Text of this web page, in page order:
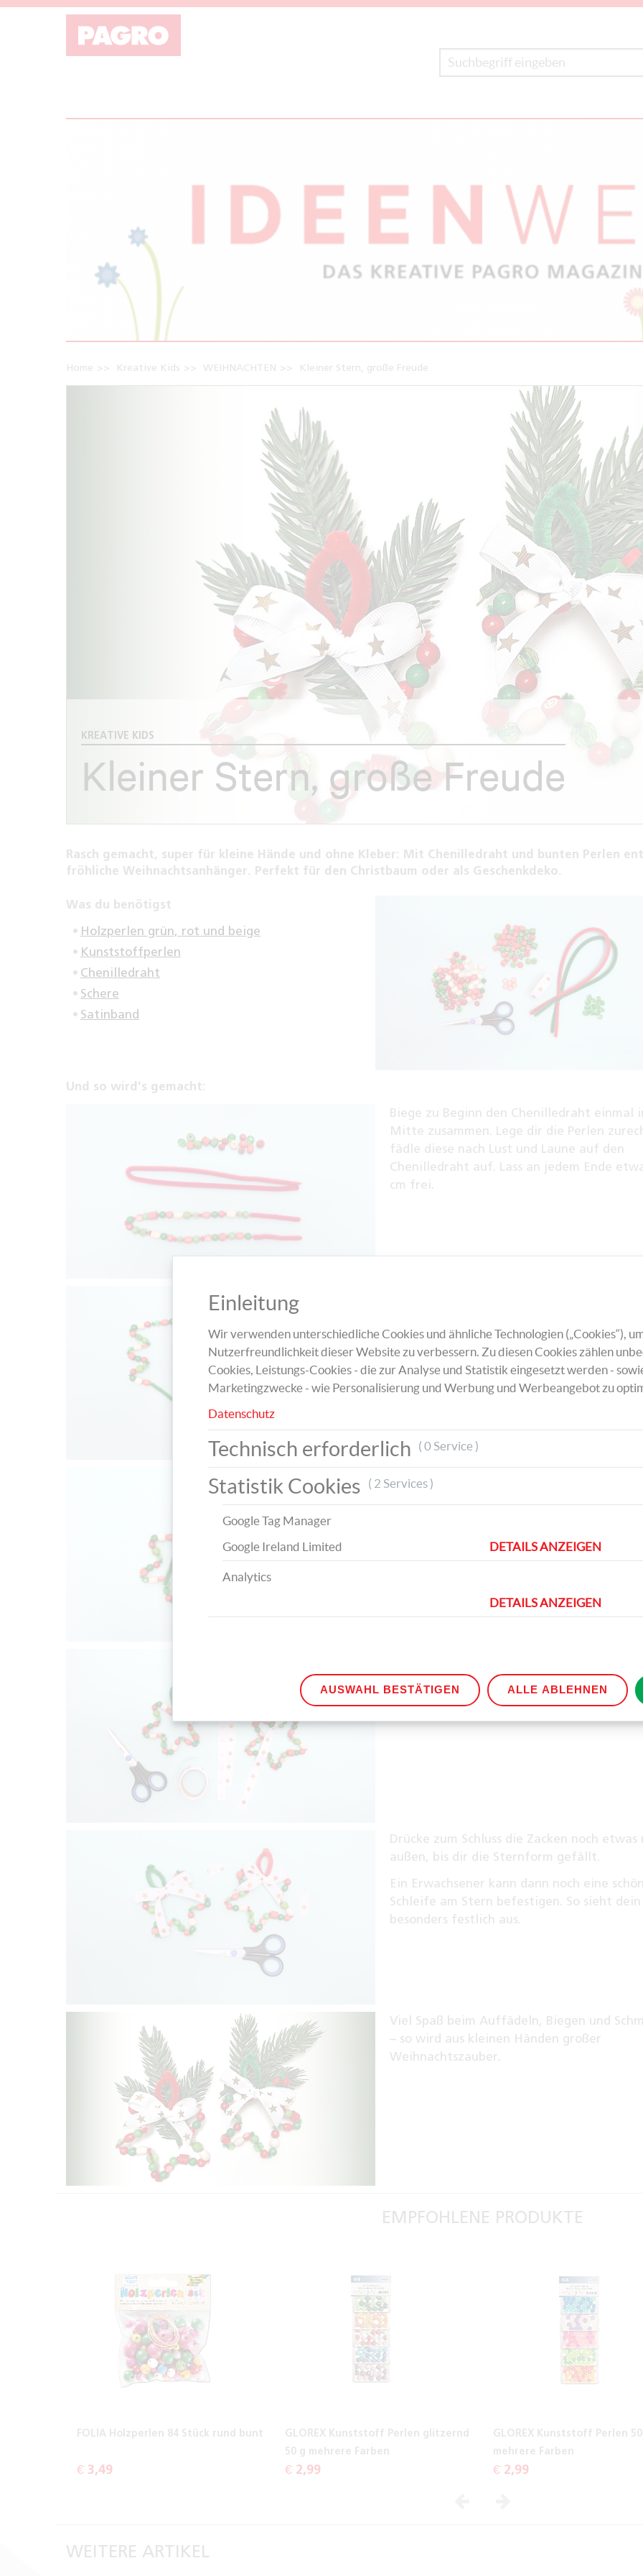
Home Kreative Kids WEIHNACHTEN Kleiner Stern, große Freude
KREATIVE KIDS
Kleiner Stern, große Freude
Rasch gemacht, super für kleine Hände und ohne Kleber: Mit Chenilledraht und bunten Perlen
fröhliche Weihnachtsanhänger. Perfekt für den Christbaum oder als Geschenkdeko.
Was du benötigst
Holzperlen grün, rot und beige
Kunststoffperlen
Chenilledraht
Schere
Satinband
Und so wird's gemacht:
Biege zu Beginn den Chenilledraht einmal
Mitte zusammen. Lege dir die Perlen
fädle diese nach Lust und Laune auf den
Chenilledraht auf. Lass an jedem Ende
cm frei.
daraus fünf Zacken.
Führe die Enden zusammen und verdrehe
– so hält der Stern.
kleine Schlaufe und verknote diese am
Lass dir dabei von einem Erwachsenen
Drücke zum Schluss die Zacken noch etwas
außen, bis dir die Sternform gefällt.
Ein Erwachsener kann dann noch eine
Schleife am Stern befestigen. So sieht dein
besonders festlich aus.
Viel Spaß beim Auffädeln, Biegen und
– so wird aus kleinen Händen großer
Weihnachtszauber.
EMPFOHLENE PRODUKTE
FOLIA Holzperlen 84 Stück rund bunt
€ 3,49
GLOREX Kunststoff Perlen glitzernd
50 g mehrere Farben
€ 2,99
GLOREX Kunststoff Perlen
mehrere Farben
€ 2,99
WEITERE ARTIKEL
Einleitung
Wir verwenden unterschiedliche Cookies und ähnliche Technologien („Cookies“),
Nutzerfreundlichkeit dieser Website zu verbessern. Zu diesen Cookies zählen
Cookies, Leistungs-Cookies - die zur Analyse und Statistik eingesetzt werden -
Marketingzwecke - wie Personalisierung und Werbung und Werbeangebot zu
Datenschutz
Technisch erforderlich ( 0 Service )
Statistik Cookies ( 2 Services )
Google Tag Manager
Google Ireland Limited
DETAILS ANZEIGEN
Analytics
DETAILS ANZEIGEN
AUSWAHL BESTÄTIGEN ALLE ABLEHNEN